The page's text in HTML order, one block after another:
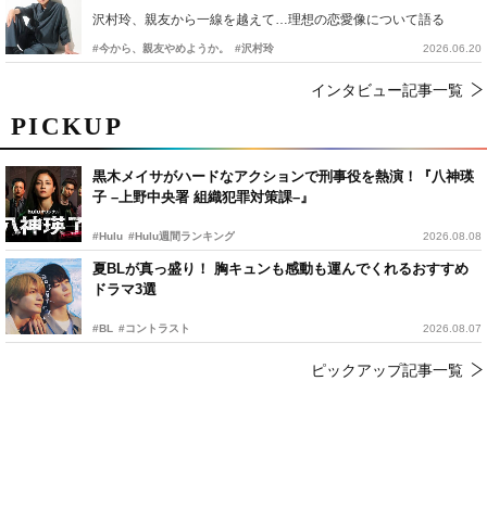
PICKUP
黒木メイサがハードなアクションで刑事役を熱演！『八神瑛
子 –上野中央署 組織犯罪対策課–』
#Hulu #Hulu週間ランキング 2026.08.08
夏BLが真っ盛り！ 胸キュンも感動も運んでくれるおすすめ
ドラマ3選
#BL #コントラスト 2026.08.07
ピックアップ記事一覧
沢村玲、親友から一線を越えて…理想の恋愛像について語る
#今から、親友やめようか。 #沢村玲 2026.06.20
インタビュー記事一覧